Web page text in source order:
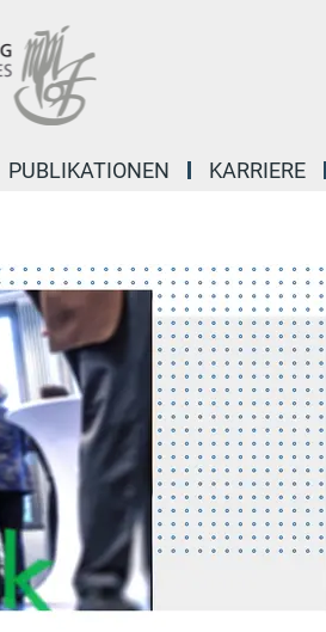
PUBLIKATIONEN KARRIERE